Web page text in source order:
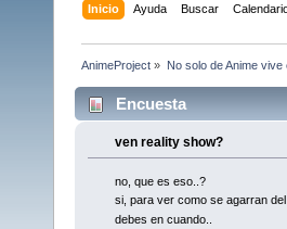
Inicio Ayuda Buscar
AnimeProject » No solo de Anime vive
Encuesta
ven reality show?
no, que es eso..?
si, para ver como se agarran del
debes en cuando..